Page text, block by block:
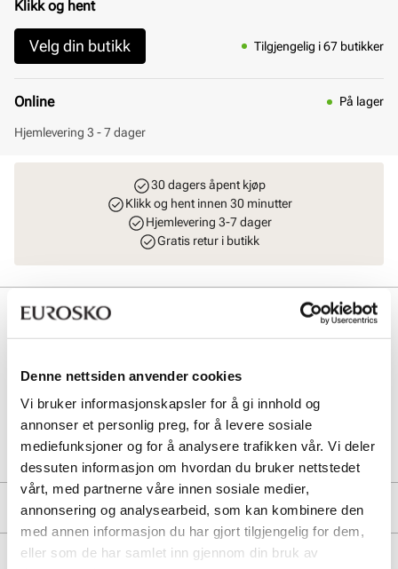
Denne nettsiden anvender cookies
Vi bruker informasjonskapsler for å gi innhold og
annonser et personlig preg, for å levere sosiale
mediefunksjoner og for å analysere trafikken vår. Vi deler
dessuten informasjon om hvordan du bruker nettstedet
vårt, med partnerne våre innen sosiale medier,
annonsering og analysearbeid, som kan kombinere den
med annen informasjon du har gjort tilgjengelig for dem,
eller som de har samlet inn gjennom din bruk av
Klikk og hent
Velg din butikk Tilgjengelig i 67 butikker
Online På lager
Hjemlevering 3 - 7 dager
30 dagers åpent kjøp
Klikk og hent innen 30 minutter
Hjemlevering 3-7 dager
Gratis retur i butikk
Beskrivelse
forskjellig størrelser: 95, 105 og 115 cm.
Art. nr93553403
Lev. art. nr8091
Produktdetaljer
Overdel: Skinn, Textil
Merke